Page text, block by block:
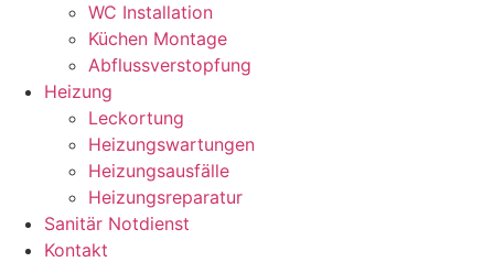
WC Installation
Küchen Montage
Abflussverstopfung
Heizung
Leckortung
Heizungswartungen
Heizungsausfälle
Heizungsreparatur
Sanitär Notdienst
Kontakt